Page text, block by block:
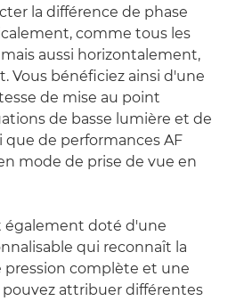
la différence de phase
comme tous les
aussi horizontalement,
Vous bénéficiez ainsi d'une
de mise au point
de basse lumière et de
que de performances AF
mode de prise de vue en
également doté d'une
qui reconnaît la
complète et une
pouvez attribuer différentes